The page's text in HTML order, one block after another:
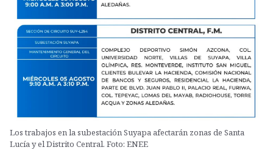
Los trabajos en la subestación Suyapa afectarán zonas de Santa
Lucía y el Distrito Central. Foto: ENEE